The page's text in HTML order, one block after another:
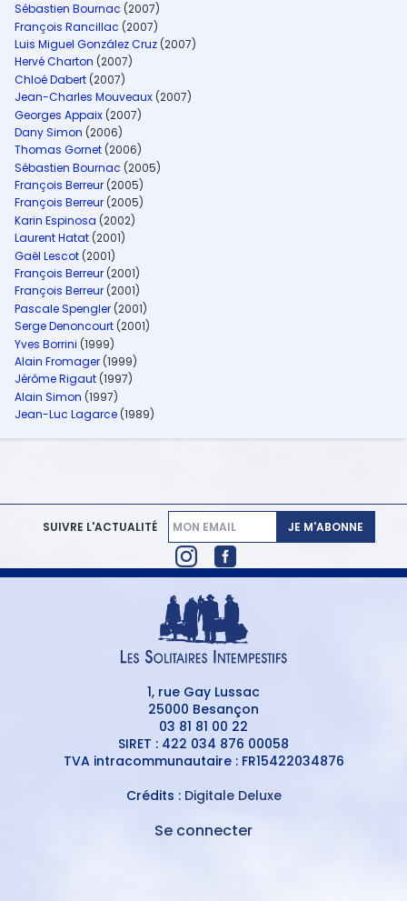
Sébastien Bournac (2007)
François Rancillac (2007)
Luis Miguel González Cruz (2007)
Hervé Charton (2007)
Chloé Dabert (2007)
Jean-Charles Mouveaux (2007)
Georges Appaix (2007)
Dany Simon (2006)
Thomas Gornet (2006)
Sébastien Bournac (2005)
François Berreur (2005)
François Berreur (2005)
Karin Espinosa (2002)
Laurent Hatat (2001)
Gaël Lescot (2001)
François Berreur (2001)
François Berreur (2001)
Pascale Spengler (2001)
Serge Denoncourt (2001)
Yves Borrini (1999)
Alain Fromager (1999)
Jérôme Rigaut (1997)
Alain Simon (1997)
Jean-Luc Lagarce (1989)
SUIVRE L'ACTUALITÉ JE M'ABONNE
1, rue Gay Lussac
25000 Besançon
03 81 81 00 22
SIRET : 422 034 876 00058
TVA intracommunautaire : FR15422034876
Crédits : Digitale Deluxe
Se connecter